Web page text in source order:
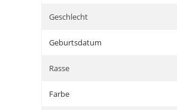
Geschlecht
Geburtsdatum
Rasse
Farbe